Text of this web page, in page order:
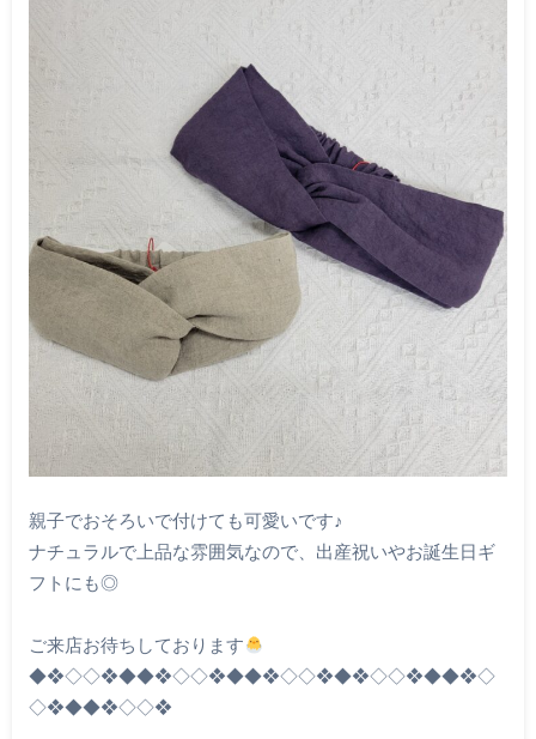
親子でおそろいで付けても可愛いです♪
ナチュラルで上品な雰囲気なので、出産祝いやお誕生日ギ
フトにも◎
ご来店お待ちしております
◆❖◇◇❖◆◆❖◇◇❖◆◆❖◇◇❖◆❖◇◇❖◆◆❖◇
◇❖◆◆❖◇◇❖